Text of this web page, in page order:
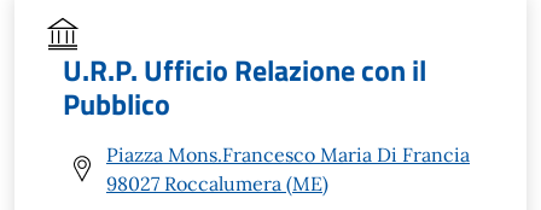
U.R.P. Ufficio Relazione con il
Pubblico
Piazza Mons.Francesco Maria Di Francia
98027 Roccalumera (ME)